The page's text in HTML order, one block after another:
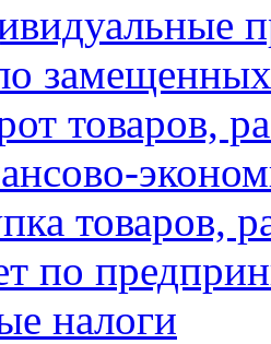
товаров,
товаров,
по
налоги